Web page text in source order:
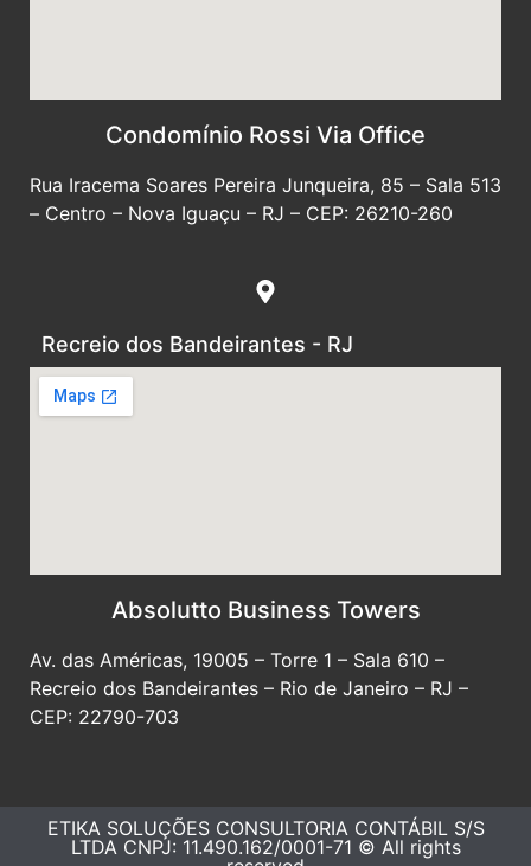
Condomínio Rossi Via Office
Rua Iracema Soares Pereira Junqueira, 85 – Sala 513
– Centro – Nova Iguaçu – RJ – CEP: 26210-260
Recreio dos Bandeirantes - RJ
Absolutto Business Towers
Av. das Américas, 19005 – Torre 1 – Sala 610 –
Recreio dos Bandeirantes – Rio de Janeiro – RJ –
CEP: 22790-703
ETIKA SOLUÇÕES CONSULTORIA CONTÁBIL S/S
LTDA CNPJ: 11.490.162/0001-71 © All rights